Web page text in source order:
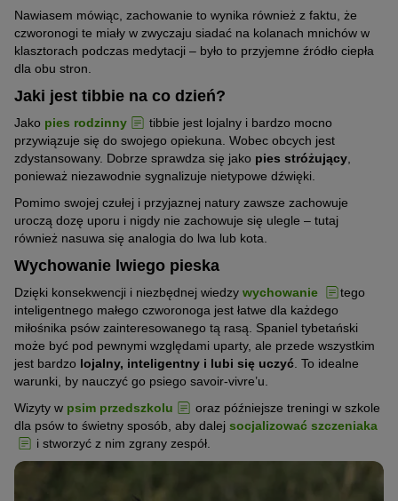
Nawiasem mówiąc, zachowanie to wynika również z faktu, że
czworonogi te miały w zwyczaju siadać na kolanach mnichów w
klasztorach podczas medytacji – było to przyjemne źródło ciepła
dla obu stron.
Jaki jest tibbie na co dzień?
Jako pies rodzinny
tibbie jest lojalny i bardzo mocno
przywiązuje się do swojego opiekuna. Wobec obcych jest
zdystansowany. Dobrze sprawdza się jako pies stróżujący
ponieważ niezawodnie sygnalizuje nietypowe dźwięki.
Pomimo swojej czułej i przyjaznej natury zawsze zachowuje
uroczą dozę uporu i nigdy nie zachowuje się ulegle – tutaj
również nasuwa się analogia do lwa lub kota.
Wychowanie lwiego pieska
Dzięki konsekwencji i niezbędnej wiedzy wychowanie
tego
inteligentnego małego czworonoga jest łatwe dla każdego
miłośnika psów zainteresowanego tą rasą. Spaniel tybetański
może być pod pewnymi względami uparty, ale przede wszystkim
jest bardzo lojalny, inteligentny i lubi się uczyć . To idealne
warunki, by nauczyć go psiego savoir-vivre’u.
Wizyty w psim przedszkolu
oraz późniejsze treningi w szkole
dla psów to świetny sposób, aby dalej socjalizować szczeniaka
i stworzyć z nim zgrany zespół.